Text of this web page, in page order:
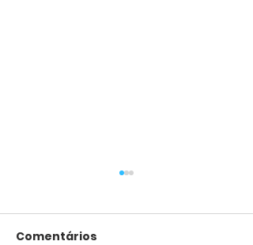
Comentários